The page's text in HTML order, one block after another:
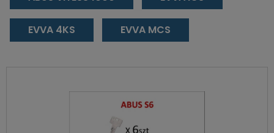
EVVA 4KS EVVA MCS